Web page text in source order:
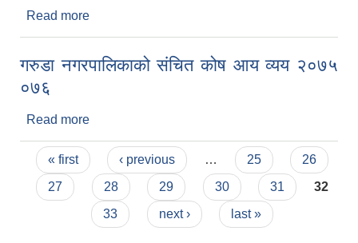
Read more
गरुडा नगरपालिकाको संचित कोष आय व्यय २०७५
०७६
Read more
Pages
« first ‹ previous … 25
26
27
28 29 30 31
32
33
next › last »